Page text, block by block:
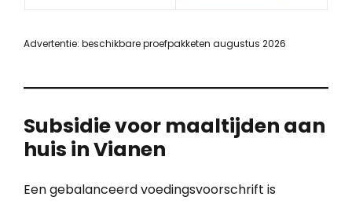
Advertentie: beschikbare proefpakketen augustus 2026
Subsidie voor maaltijden aan
huis in Vianen
Een gebalanceerd voedingsvoorschrift is